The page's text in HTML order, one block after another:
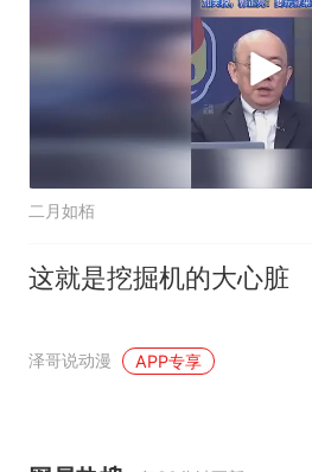
二月如栢
这就是挖掘机的大心脏
泽哥说动漫 APP专享